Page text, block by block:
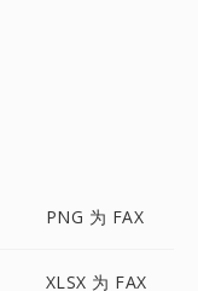
PNG 为 FAX
XLSX 为 FAX